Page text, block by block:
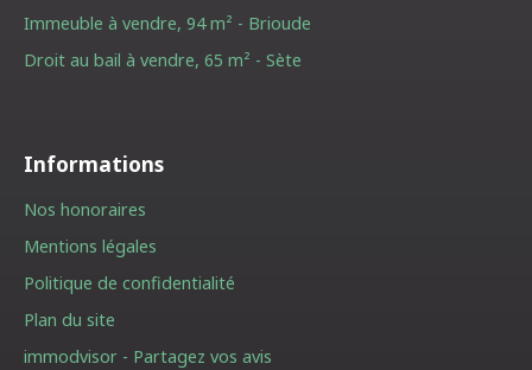
Immeuble à vendre, 94 m² - Brioude
Droit au bail à vendre, 65 m² - Sète
Informations
Nos honoraires
Mentions légales
Politique de confidentialité
Plan du site
immodvisor - Partagez vos avis